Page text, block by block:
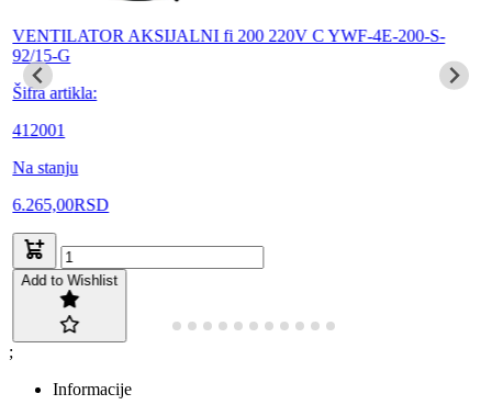
VENTILATOR AKSIJALNI fi 200 220V C YWF-4E-200-S-
92/15-G
Šifra artikla:
412001
Na stanju
6.265,00RSD
Add to Wishlist
;
Informacije